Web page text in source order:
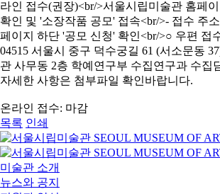
자세한 사항은 첨부파일 확인바랍니다.
온라인 접수: 마감
목록 인쇄
미술관 소개
뉴스와 공지